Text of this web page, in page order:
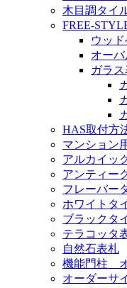
木目調タイ
FREE-
ウッ
オー
ガラ
HAS取付方
マンション
アルカイッ
アンティー
フレーバー
ホワイトタ
ブラックタ
テラコッタ
自然石表札
機能門柱
オーダーサ